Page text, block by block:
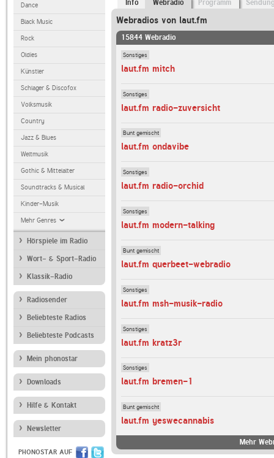
Dance
Black Music
Rock
Oldies
Künstler
Schlager & Discofox
Volksmusik
Country
Jazz & Blues
Weltmusik
Gothic & Mittelalter
Soundtracks & Musical
Kinder-Musik
Mehr Genres
Hörspiele im Radio
Wort- & Sport-Radio
Klassik-Radio
Radiosender
Beliebteste Radios
Beliebteste Podcasts
Mein phonostar
Downloads
Hilfe & Kontakt
Newsletter
PHONOSTAR AUF
Info Webradio Programm
Webradios von laut.fm
15844 Webradio
Sonstiges
laut.fm mitch
Sonstiges
laut.fm radio-zuversicht
Bunt gemischt
laut.fm ondavibe
Sonstiges
laut.fm radio-orchid
Sonstiges
laut.fm modern-talking
Bunt gemischt
laut.fm querbeet-webradio
Sonstiges
laut.fm msh-musik-radio
Sonstiges
laut.fm kratz3r
Sonstiges
laut.fm bremen-1
Bunt gemischt
laut.fm yeswecannabis
Mehr